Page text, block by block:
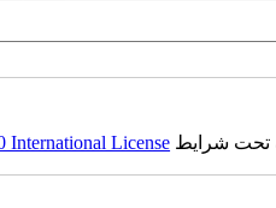
تحت شرایط International License